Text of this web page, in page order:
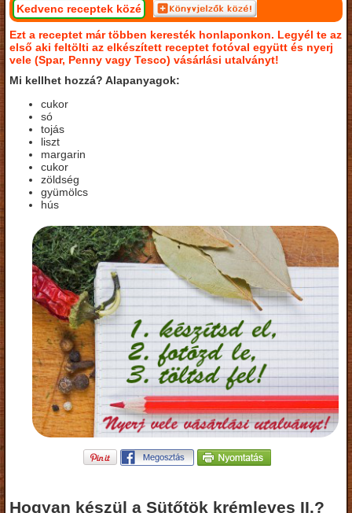
Kedvenc receptek közé
Ezt a receptet már többen keresték honlaponkon. Legyél te az
első aki feltölti az elkészített receptet fotóval együtt és nyerj
vele (Spar, Penny vagy Tesco) vásárlási utalványt!
Mi kellhet hozzá? Alapanyagok:
cukor
só
tojás
liszt
margarin
cukor
zöldség
gyümölcs
hús
Hogyan készül a Sütőtök krémleves II.?